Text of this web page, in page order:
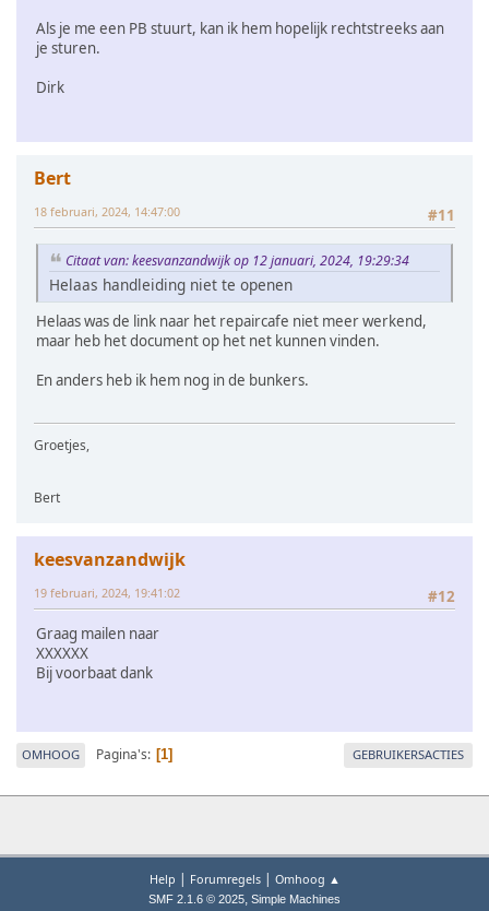
Als je me een PB stuurt, kan ik hem hopelijk rechtstreeks aan
je sturen.
Dirk
Bert
#11
18 februari, 2024, 14:47:00
Citaat van: keesvanzandwijk op 12 januari, 2024, 19:29:34
Helaas handleiding niet te openen
Helaas was de link naar het repaircafe niet meer werkend,
maar heb het document op het net kunnen vinden.
En anders heb ik hem nog in de bunkers.
Groetjes,
Bert
keesvanzandwijk
#12
19 februari, 2024, 19:41:02
Graag mailen naar
XXXXXX
Bij voorbaat dank
OMHOOG Pagina's 1 GEBRUIKERSACTIES
Help | Forumregels| Omhoog ▲
SMF 2.1.6 © 2025, Simple Machines